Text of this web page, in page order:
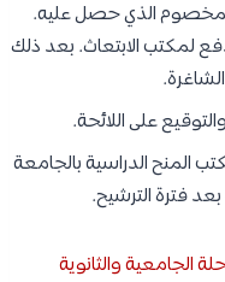
الذي حصل عليه.
لمكتب الابتعاث. بعد ذلك
على اللائحة.
المنح الدراسية بالجامعة
فترة الترشيح.
الجامعية والثانوية